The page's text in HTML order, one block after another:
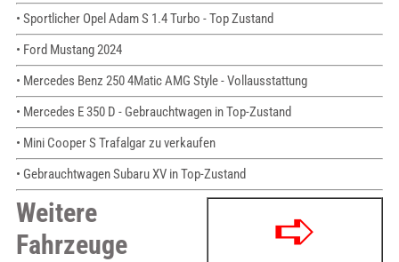
• Sportlicher Opel Adam S 1.4 Turbo - Top Zustand
• Ford Mustang 2024
• Mercedes Benz 250 4Matic AMG Style - Vollausstattung
• Mercedes E 350 D - Gebrauchtwagen in Top-Zustand
• Mini Cooper S Trafalgar zu verkaufen
• Gebrauchtwagen Subaru XV in Top-Zustand
Weitere
Fahrzeuge